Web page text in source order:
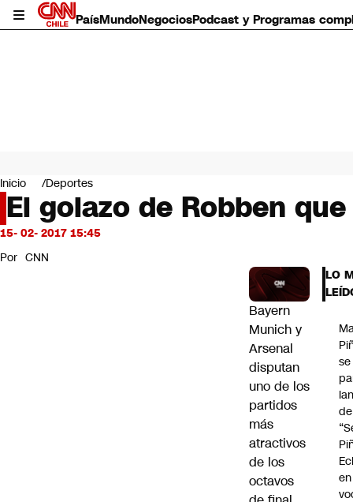
PaísMundoNegociosPodcast y Programas
Mundo
Negocios
Deportes
Programas completos
Servicios
Inicio Deportes
El golazo de Robben
15- 02- 2017 15:45
Por CNN
Bayern
Munich y
Arsenal
disputan
uno de los
partidos
más
atractivos
de los
octavos
LO
de